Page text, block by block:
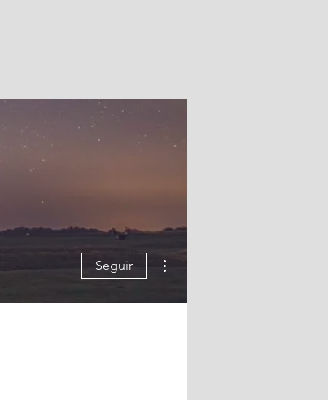
Seguir